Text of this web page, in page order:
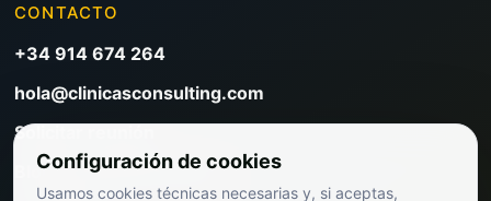
CONTACTO
+34 914 674 264
hola@clinicasconsulting.com
Solicitar reunión
Blog de marketing clínico
Configuración de cookies
Usamos cookies técnicas necesarias y, si aceptas,